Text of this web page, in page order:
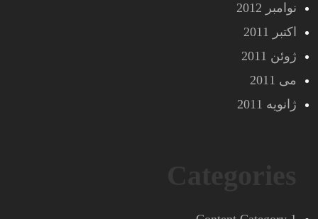
نوامبر 2012
اکتبر 2011
ژوئن 2011
می 2011
ژانویه 2011